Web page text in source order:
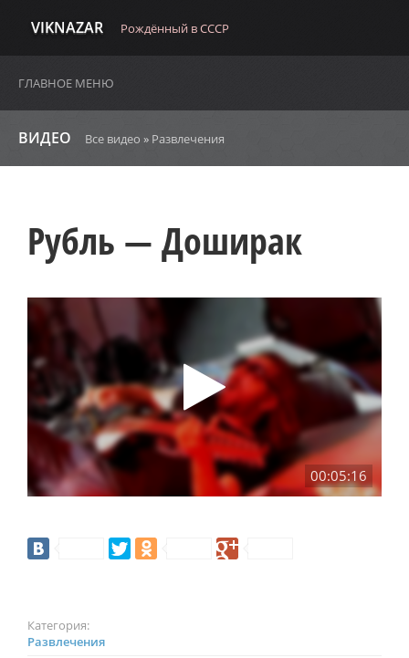
VIKNAZAR Рождённый в СССР
ГЛАВНОЕ МЕНЮ
ВИДЕО Все видео » Развлечения
Рубль — Доширак
00:05:16
Категория:
Развлечения